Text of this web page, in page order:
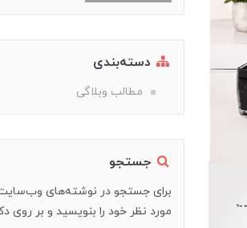
دسته‌بندی
مطالب وبلاگی
جستجو
برای جستجو در نوشته‌های
مورد نظر خود را بنویسید و بر روی